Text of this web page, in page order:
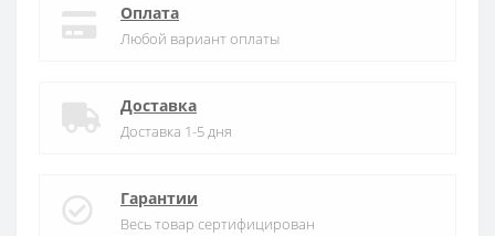
Оплата
Любой вариант оплаты
Доставка
Доставка 1-5 дня
Гарантии
Весь товар сертифицирован